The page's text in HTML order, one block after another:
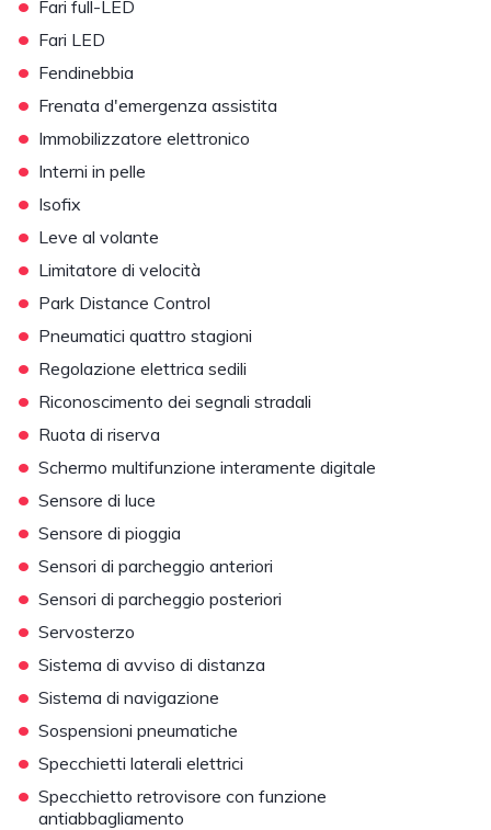
Fari full-LED
• Fari LED
• Fendinebbia
• Frenata d'emergenza assistita
• Immobilizzatore elettronico
• Interni in pelle
• Isofix
• Leve al volante
• Limitatore di velocità
• Park Distance Control
• Pneumatici quattro stagioni
• Regolazione elettrica sedili
• Riconoscimento dei segnali stradali
• Ruota di riserva
• Schermo multifunzione interamente digitale
• Sensore di luce
• Sensore di pioggia
• Sensori di parcheggio anteriori
• Sensori di parcheggio posteriori
• Servosterzo
• Sistema di avviso di distanza
• Sistema di navigazione
• Sospensioni pneumatiche
• Specchietti laterali elettrici
• Specchietto retrovisore con funzione
antiabbagliamento